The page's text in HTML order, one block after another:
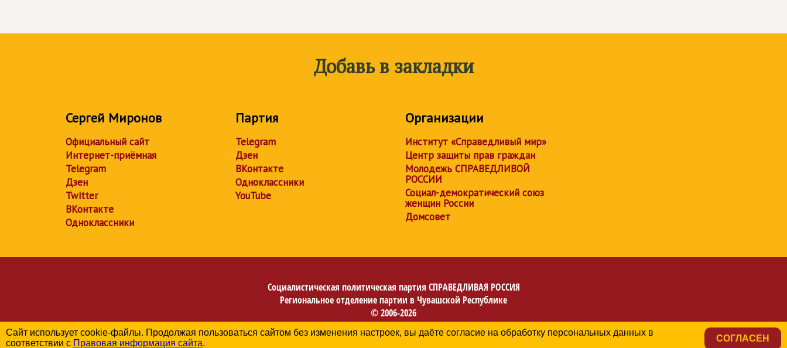
Добавь в закладки
Сергей Миронов
Официальный сайт
Интернет-приёмная
Telegram
Дзен
Twitter
ВКонтакте
Одноклассники
Партия
Telegram
Дзен
ВКонтакте
Одноклассники
YouTube
Организации
Институт «Справедливый мир»
Центр защиты прав граждан
Молодежь СПРАВЕДЛИВОЙ
РОССИИ
Социал-демократический союз
женщин России
Домсовет
Социалистическая политическая партия СПРАВЕДЛИВАЯ РОССИЯ
Региональное отделение партии в Чувашской Республике
© 2006-2026
Политика в отношении обработки персональных данных
Сайт использует cookie-файлы. Продолжая пользоваться сайтом без изменения настроек, вы даёте согласие на обработку персональных данных в
соответствии с Правовая информация сайта. СОГЛАСЕН